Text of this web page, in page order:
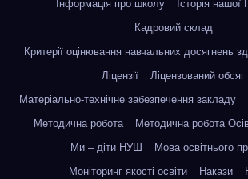
Інформація про школу
Історія нашої
Кадровий склад
Критерії оцінювання навчальних досягнень
Ліцензії
Ліцензований обсяг
Матеріально-технічне забезпечення закладу
Методична робота
Методична робота
Ми – діти НУШ
Мова освітнього
Моніторинг якості освіти
Накази